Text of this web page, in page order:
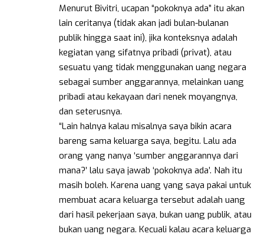
Menurut Bivitri, ucapan “pokoknya ada” itu akan
lain ceritanya (tidak akan jadi bulan-bulanan
publik hingga saat ini), jika konteksnya adalah
kegiatan yang sifatnya pribadi (privat), atau
sesuatu yang tidak menggunakan uang negara
sebagai sumber anggarannya, melainkan uang
pribadi atau kekayaan dari nenek moyangnya,
dan seterusnya.
“Lain halnya kalau misalnya saya bikin acara
bareng sama keluarga saya, begitu. Lalu ada
orang yang nanya ‘sumber anggarannya dari
mana?’ lalu saya jawab ‘pokoknya ada’. Nah itu
masih boleh. Karena uang yang saya pakai untuk
membuat acara keluarga tersebut adalah uang
dari hasil pekerjaan saya, bukan uang publik, atau
bukan uang negara. Kecuali kalau acara keluarga